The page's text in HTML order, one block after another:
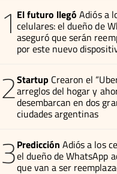
1 El futuro llegó Adiós a
celulares: el dueño de
aseguró que serán
por este nuevo
2Startup Crearon el
arreglos del hogar y
desembarcan en dos
ciudades argentinas
3Predicción Adiós a los
el dueño de WhatsApp
que van a ser